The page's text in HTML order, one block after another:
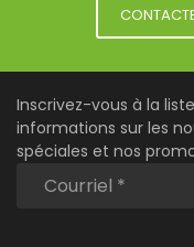
Inscrivez-vous à la
informations sur les
spéciales et nos